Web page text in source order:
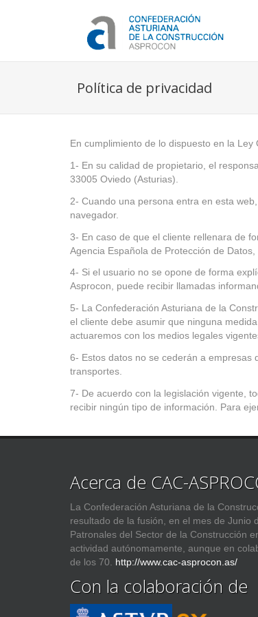
Política de privacidad
En cumplimiento de lo dispuesto en la
1- En su calidad de propietario, el
33005 Oviedo (Asturias).
2- Cuando una persona entra en esta
navegador.
3- En caso de que el cliente rellenara de
Agencia Española de Protección de
4- Si el usuario no se opone de forma
Asprocon, puede recibir llamadas
5- La Confederación Asturiana de la
el cliente debe asumir que ninguna
actuaremos con los medios legales
6- Estos datos no se cederán a empresas
transportes.
7- De acuerdo con la legislación vigente,
recibir ningún tipo de información. Para
Acerca de CAC-
La Confederación Asturiana de la
resultado de la fusión, en el mes de Junio
Patronales del Sector de la Construcción
actividad autónomamente, aunque en
de los 70. http://www.cac-asprocon.as/
Con la colaboración de